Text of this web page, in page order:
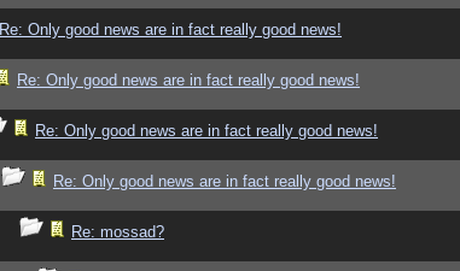
Re: Only good news are in fact really good news!
Re: Only good news are in fact really good news!
Re: Only good news are in fact really good news!
Re: Only good news are in fact really good news!
Re: mossad?